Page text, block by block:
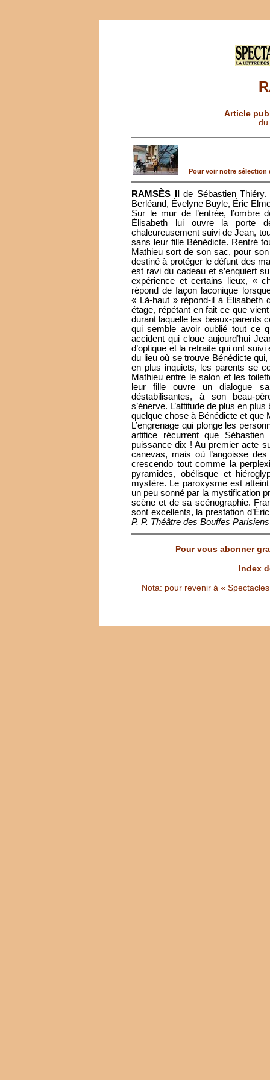
Article
du
Pour voir notre sélection
RAMSÈS II
de Sébastien
Berléand, Évelyne Buyle, Éric
Sur le mur de l’entrée, l’ombre
Élisabeth lui ouvre la porte
chaleureusement suivi de Jean,
sans leur fille Bénédicte. Rentré
Mathieu sort de son sac, pour
destiné à protéger le défunt des
est ravi du cadeau et s’enquiert
expérience et certains lieux, «
répond de façon laconique
« Là-haut » répond-il à Élisabeth
étage, répétant en fait ce que
durant laquelle les beaux-parents
qui semble avoir oublié tout ce
accident qui cloue aujourd’hui
d’optique et la retraite qui ont
du lieu où se trouve Bénédicte
en plus inquiets, les parents se
Mathieu entre le salon et les
leur fille ouvre un dialogue
déstabilisantes, à son beau-
s’énerve. L’attitude de plus en
quelque chose à Bénédicte et que
L’engrenage qui plonge les
artifice récurrent que
puissance dix ! Au premier acte
canevas, mais où l’angoisse
crescendo tout comme la
pyramides, obélisque et
mystère. Le paroxysme est
un peu sonné par la mystification
scène et de sa scénographie.
sont excellents, la prestation
P. P. Théâtre des Bouffes
Pour vous abonner
Index
Nota: pour revenir à «